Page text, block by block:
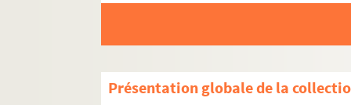
Présentation globale de la